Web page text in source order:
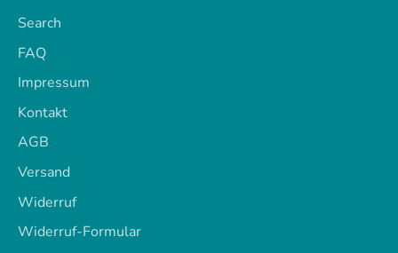
Search
FAQ
Impressum
Kontakt
AGB
Versand
Widerruf
Widerruf-Formular